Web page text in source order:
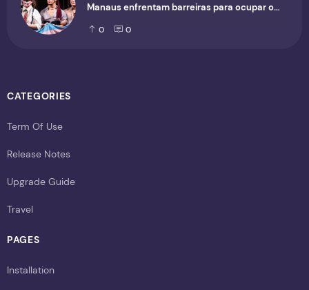
Manaus enfrentam barreiras para ocupar o
cenário cultural
0 0
CATEGORIES
Term Of Use
Release Notes
Upgrade Guide
Travel
PAGES
Installation